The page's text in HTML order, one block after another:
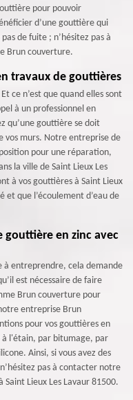
pour pouvoir
d’une gouttière qui
de fuite ; n’hésitez pas à
Brun couverture.
travaux de gouttières
ce n’est que quand elles sont
à un professionnel en
qu’une gouttière se doit
vos murs. Notre entreprise de
pour une réparation,
la ville de Saint Lieux Les
à vos gouttières à Saint Lieux
et que l’écoulement d’eau de
gouttière en zinc avec
à entreprendre, cela demande
est nécessaire de faire
Brun couverture pour
entreprise Brun
pour vos gouttières en
à l'étain, par bitumage, par
Ainsi, si vous avez des
pas à contacter notre
Lieux Les Lavaur 81500.